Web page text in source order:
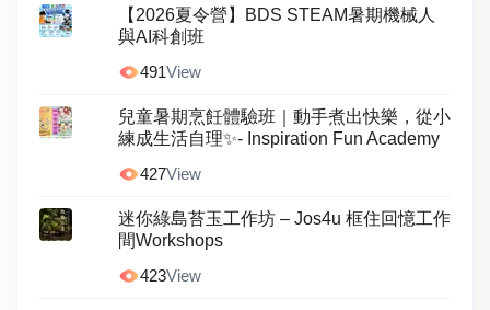
【2026夏令營】BDS STEAM暑期機械人
與AI科創班
491View
兒童暑期烹飪體驗班｜動手煮出快樂，從小
練成生活自理✨- Inspiration Fun Academy
427View
迷你綠島苔玉工作坊 – Jos4u 框住回憶工作
間Workshops
423View